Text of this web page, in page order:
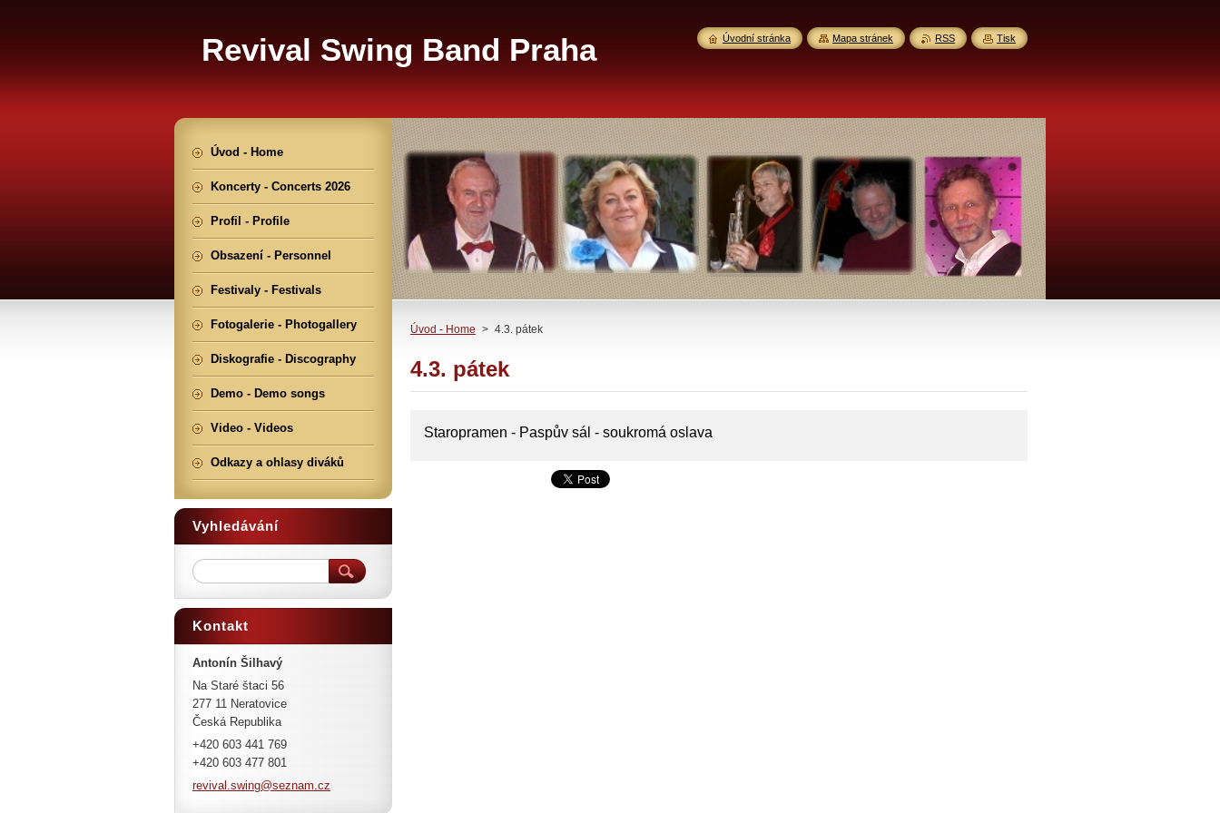
Revival Swing Band Praha
Úvod - Home > 4.3. pátek
4.3. pátek
Staropramen - Paspův sál - soukromá oslava
Úvod - Home
Koncerty - Concerts 2026
Profil - Profile
Obsazení - Personnel
Festivaly - Festivals
Fotogalerie - Photogallery
Diskografie - Discography
Demo - Demo songs
Video - Videos
Odkazy a ohlasy diváků
Vyhledávání
Kontakt
Antonín Šilhavý
Na Staré štaci 56
277 11 Neratovice
Česká Republika
+420 603 441 769
+420 603 477 801
revival.swing@seznam.cz
Úvodní stránka Mapa stránek RSS Tisk